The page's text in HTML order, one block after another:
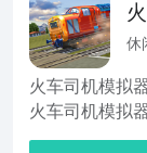
休
火车司机模拟
火车司机模拟